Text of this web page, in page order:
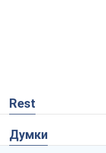
Rest
Думки